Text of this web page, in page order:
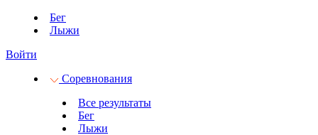
Бег
Лыжи
Войти
Соревнования
Все результаты
Бег
Лыжи